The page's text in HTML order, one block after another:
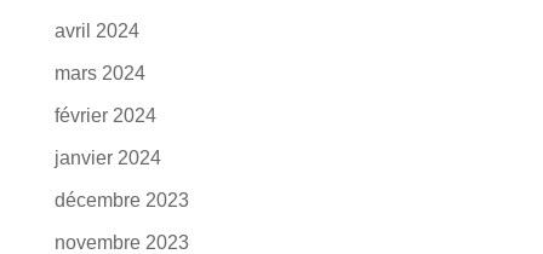
avril 2024
mars 2024
février 2024
janvier 2024
décembre 2023
novembre 2023